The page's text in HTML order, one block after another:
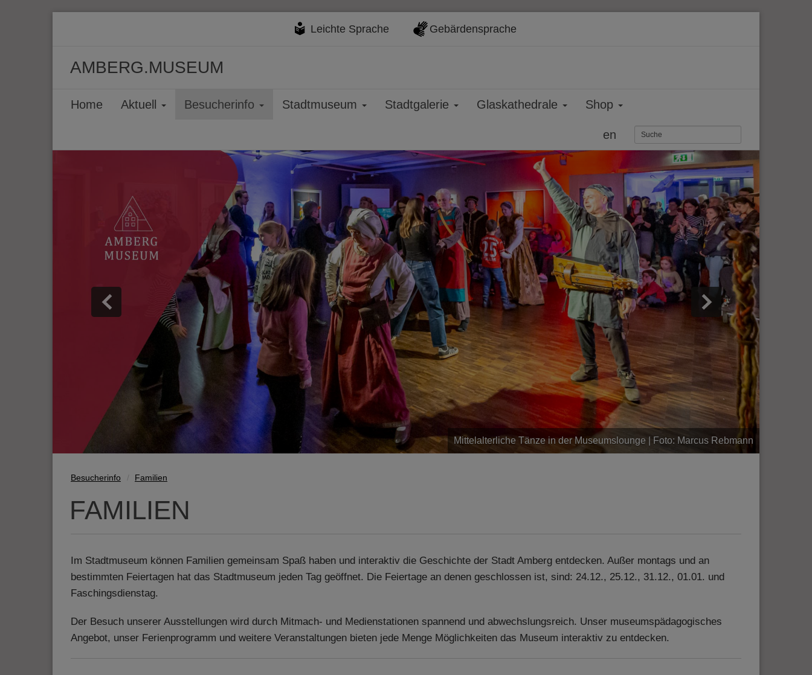
Leichte Sprache Gebärdensprache
AMBERG.MUSEUM
Home Aktuell Besucherinfo Stadtmuseum Stadtgalerie Glaskathedrale Shop
en
Mittelalterliche Tänze in der Museumslounge | Foto: Marcus Rebmann
Weiter
Besucherinfo Familien
FAMILIEN
Im Stadtmuseum können Familien gemeinsam Spaß haben und interaktiv die Geschichte der Stadt Amberg entdecken. Außer montags und an
bestimmten Feiertagen hat das Stadtmuseum jeden Tag geöffnet. Die Feiertage an denen geschlossen ist, sind: 24.12., 25.12., 31.12., 01.01. und
Faschingsdienstag.
Der Besuch unserer Ausstellungen wird durch Mitmach- und Medienstationen spannend und abwechslungsreich. Unser museumspädagogisches
Angebot, unser Ferienprogramm und weitere Veranstaltungen bieten jede Menge Möglichkeiten das Museum interaktiv zu entdecken.